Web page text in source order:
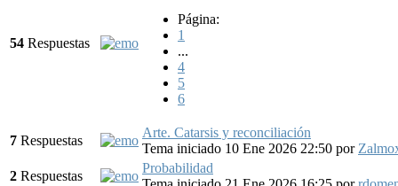
54 Respuestas
Página:
1
...
4
5
6
7 Respuestas
Arte. Catarsis y reconciliación
Tema iniciado 10 Ene 2026 22:50 por
2 Respuestas
Probabilidad